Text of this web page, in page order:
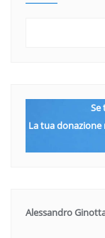
Se
La tua
Alessandro